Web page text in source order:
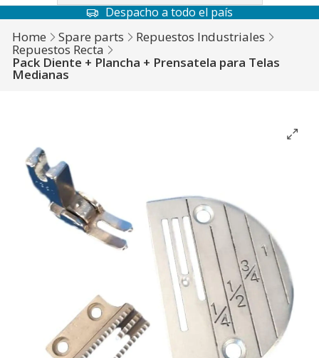
Despacho a todo el país
Home Spare parts Repuestos Industriales
Repuestos Recta
Pack Diente + Plancha + Prensatela para Telas
Medianas